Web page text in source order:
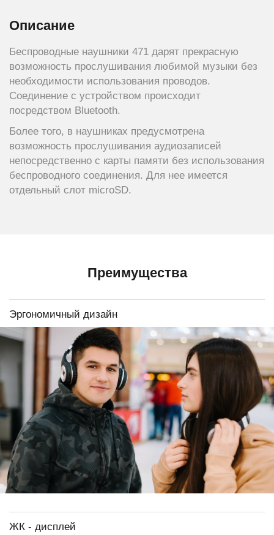
Описание
Беспроводные наушники 471 дарят прекрасную
возможность прослушивания любимой музыки без
необходимости использования проводов.
Соединение с устройством происходит
посредством Bluetooth.
Более того, в наушниках предусмотрена
возможность прослушивания аудиозаписей
непосредственно с карты памяти без использования
беспроводного соединения. Для нее имеется
отдельный слот microSD.
Преимущества
Эргономичный дизайн
ЖК - дисплей